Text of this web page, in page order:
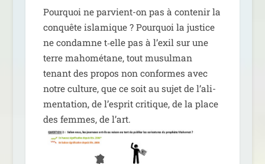
Pourquoi ne par­vient-on pas à conte­nir la
conquête isla­mique ? Pourquoi la jus­tice
ne condamne t‑elle pas à l’exil sur une
terre maho­mé­tane, tout musul­man
tenant des pro­pos non conformes avec
notre culture, que ce soit au sujet de l’a­li­
men­ta­tion, de l’es­prit cri­tique, de la place
des femmes, de l’art.